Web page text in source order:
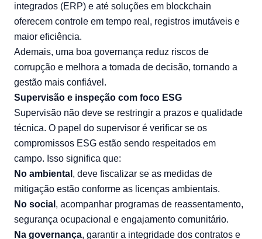
integrados (ERP) e até soluções em blockchain
oferecem controle em tempo real, registros imutáveis e
maior eficiência.
Ademais, uma boa governança reduz riscos de
corrupção e melhora a tomada de decisão, tornando a
gestão mais confiável.
Supervisão e inspeção com foco ESG
Supervisão não deve se restringir a prazos e qualidade
técnica. O papel do supervisor é verificar se os
compromissos ESG estão sendo respeitados em
campo. Isso significa que:
No ambiental , deve fiscalizar se as medidas de
mitigação estão conforme as licenças ambientais.
No social , acompanhar programas de reassentamento,
segurança ocupacional e engajamento comunitário.
Na governança, garantir a integridade dos contratos e